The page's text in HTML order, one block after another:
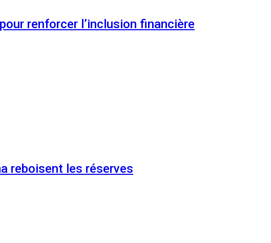
renforcer l’inclusion financière
reboisent les réserves